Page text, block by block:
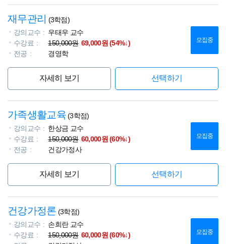
재무관리 (3학점)
강의교수
우태우 교수
수강료
150,000원 69,000원 (54%↓)
전공
경영학
모집중
자세히 보기 선택하기
가족생활교육(3학점)
강의교수
한상금 교수
수강료
150,000원 60,000원 (60%↓)
전공
건강가정사
모집중
자세히 보기 선택하기
건강가정론 (3학점)
강의교수
손희란 교수
수강료
150,000원 60,000원 (60%↓)
모집중